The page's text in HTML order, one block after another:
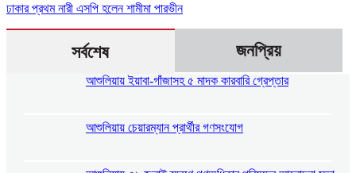
ঢাকার প্রথম নারী এসপি হলেন শামীমা পারভীন
সর্বশেষ জনপ্রিয়
আশুলিয়ায় ইয়াবা-গাঁজাসহ ৫ মাদক কারবারি গ্রেপ্তার
আশুলিয়ায় চেয়ারম্যান প্রার্থীর গণসংযোগ